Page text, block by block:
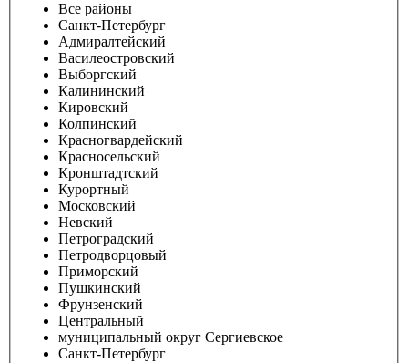
Все районы
Санкт-Петербург
Адмиралтейский
Василеостровский
Выборгский
Калининский
Кировский
Колпинский
Красногвардейский
Красносельский
Кронштадтский
Курортный
Московский
Невский
Петроградский
Петродворцовый
Приморский
Пушкинский
Фрунзенский
Центральный
муниципальный округ Сергиевское
Санкт-Петербург